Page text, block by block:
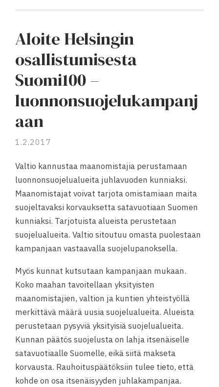
Aloite Helsingin
osallistumisesta
Suomi100 –
luonnonsuojelukampanj
aan
1.2.2017
Valtio kannustaa maanomistajia perustamaan
luonnonsuojelualueita juhlavuoden kunniaksi.
Maanomistajat voivat tarjota omistamiaan maita
suojeltavaksi korvauksetta satavuotiaan Suomen
kunniaksi. Tarjotuista alueista perustetaan
suojelualueita. Valtio sitoutuu omasta puolestaan
kampanjaan vastaavalla suojelupanoksella.
Myös kunnat kutsutaan kampanjaan mukaan.
Koko maahan tavoitellaan yksityisten
maanomistajien, valtion ja kuntien yhteistyöllä
merkittävä määrä uusia suojelualueita. Alueista
perustetaan pysyviä yksityisiä suojelualueita.
Kunnan päätös suojelusta on lahja itsenäiselle
satavuotiaalle Suomelle, eikä siitä makseta
korvausta. Rauhoituspäätöksiin tulee tieto, että
kohde on osa itsenäisyyden juhlakampanjaa.